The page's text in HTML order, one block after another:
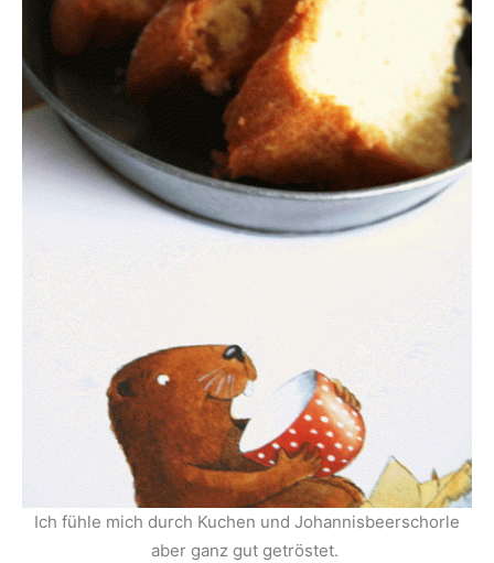
Ich fühle mich durch Kuchen und Johannisbeerschorle
aber ganz gut getröstet.